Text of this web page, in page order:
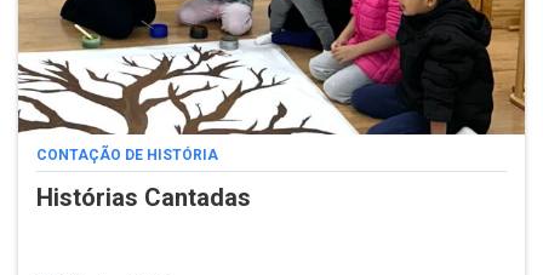
CONTAÇÃO DE HISTÓRIA
Histórias Cantadas